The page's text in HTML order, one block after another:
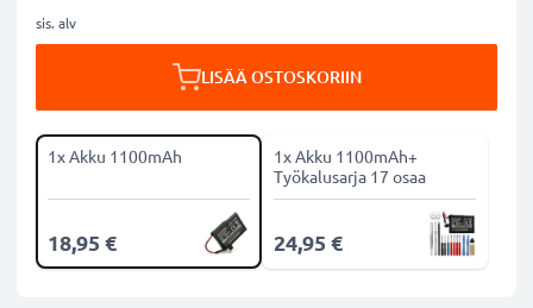
sis. alv
LISÄÄ OSTOSKORIIN
1x Akku 1100mAh
18,95 €
1x Akku 1100mAh+
Työkalusarja 17 osaa
24,95 €